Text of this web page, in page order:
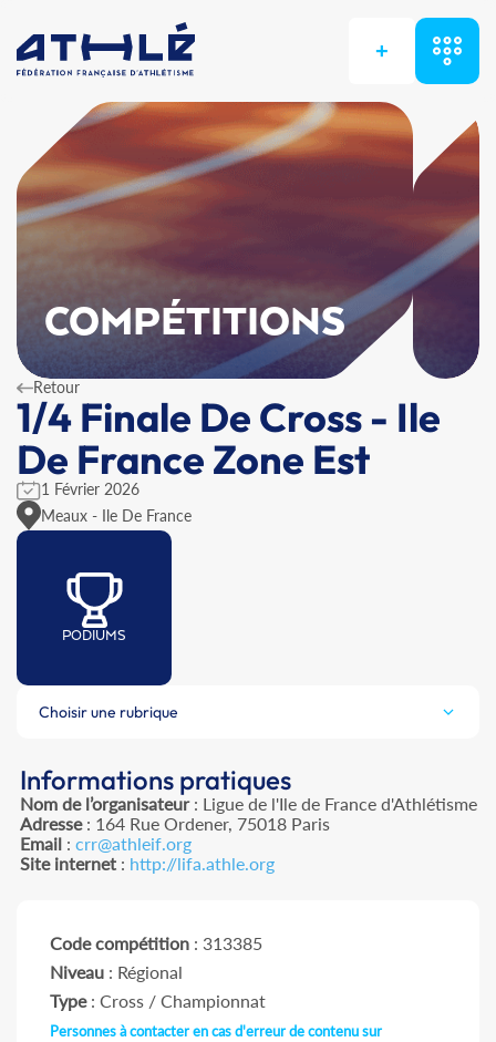
+
COMPÉTITIONS
Retour
1/4 Finale De Cross - Ile
De France Zone Est
1 Février 2026
Meaux - Ile De France
PODIUMS
Choisir une rubrique
Informations pratiques
Nom de l’organisateur: Ligue de l'Ile de France d'Athlétisme
Adresse: 164 Rue Ordener, 75018 Paris
Email: crr@athleif.org
Site internet: http://lifa.athle.org
Code compétition : 313385
Niveau : Régional
Type: Cross / Championnat
Personnes à contacter en cas d'erreur de contenu sur